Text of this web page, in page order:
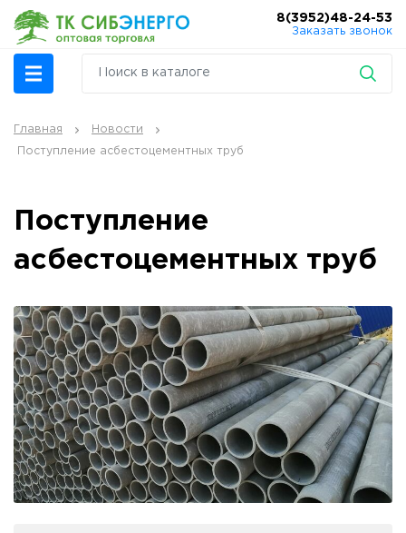
8(3952)48-24-53
Заказать звонок
Главная Новости
Поступление асбестоцементных труб
Поступление
асбестоцементных труб